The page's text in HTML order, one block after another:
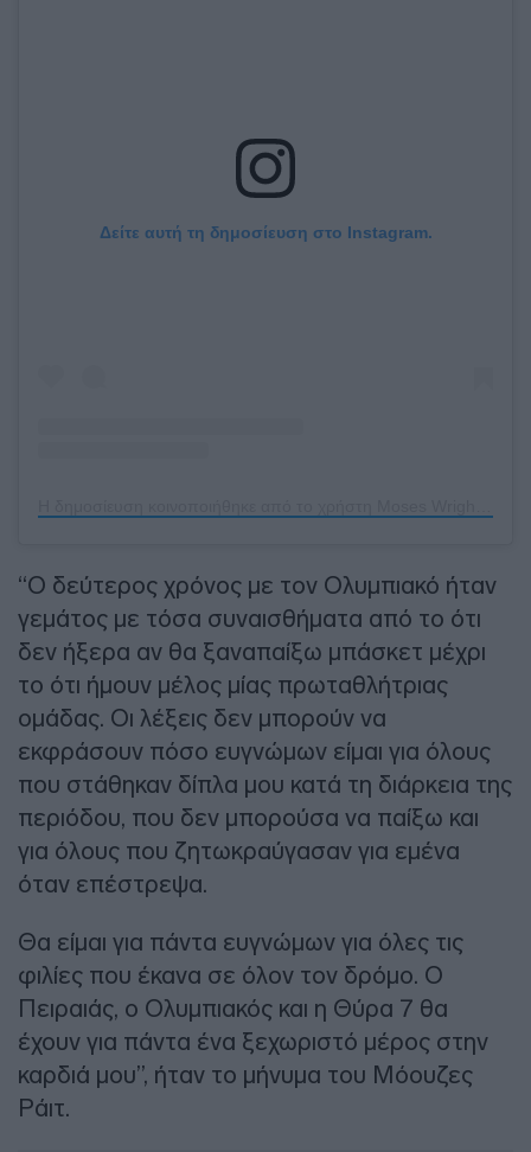
Δείτε αυτή τη δημοσίευση στο Instagram.
“Ο δεύτερος χρόνος με τον Ολυμπιακό ήταν
γεμάτος με τόσα συναισθήματα από το ότι
δεν ήξερα αν θα ξαναπαίξω μπάσκετ μέχρι
το ότι ήμουν μέλος μίας πρωταθλήτριας
ομάδας. Οι λέξεις δεν μπορούν να
εκφράσουν πόσο ευγνώμων είμαι για όλους
που στάθηκαν δίπλα μου κατά τη διάρκεια της
περιόδου, που δεν μπορούσα να παίξω και
για όλους που ζητωκραύγασαν για εμένα
όταν επέστρεψα.
Θα είμαι για πάντα ευγνώμων για όλες τις
φιλίες που έκανα σε όλον τον δρόμο. Ο
Πειραιάς, ο Ολυμπιακός και η Θύρα 7 θα
έχουν για πάντα ένα ξεχωριστό μέρος στην
καρδιά μου”, ήταν το μήνυμα του Μόουζες
Ράιτ.